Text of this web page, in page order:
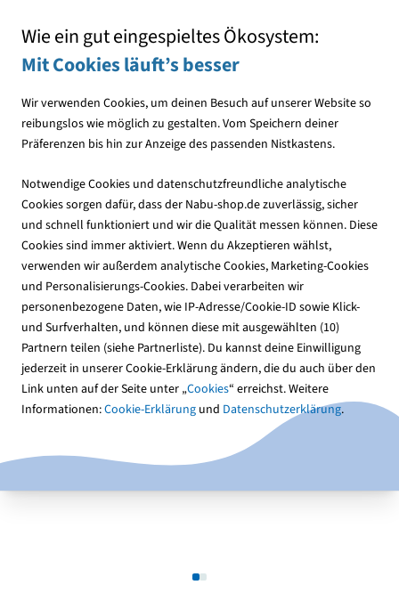
Wie ein gut eingespieltes Ökosystem:
Mit Cookies läuft’s besser
Wir verwenden Cookies, um deinen Besuch auf unserer Website so
reibungslos wie möglich zu gestalten. Vom Speichern deiner
Präferenzen bis hin zur Anzeige des passenden Nistkastens.
Notwendige Cookies und datenschutzfreundliche analytische
Cookies sorgen dafür, dass der Nabu-shop.de zuverlässig, sicher
und schnell funktioniert und wir die Qualität messen können. Diese
Cookies sind immer aktiviert. Wenn du Akzeptieren wählst,
verwenden wir außerdem analytische Cookies, Marketing-Cookies
und Personalisierungs-Cookies. Dabei verarbeiten wir
personenbezogene Daten, wie IP-Adresse/Cookie-ID sowie Klick-
und Surfverhalten, und können diese mit ausgewählten (10)
Partnern teilen (siehe Partnerliste). Du kannst deine Einwilligung
jederzeit in unserer Cookie-Erklärung ändern, die du auch über den
Link unten auf der Seite unter „Cookies“ erreichst. Weitere
Informationen:Cookie-Erklärung und Datenschutzerklärung.
Downloads